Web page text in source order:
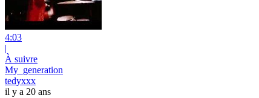
4:03
|
À suivre
My_generation
tedyxxx
il y a 20 ans